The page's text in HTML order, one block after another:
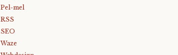
Pel-mel
RSS
SEO
Waze